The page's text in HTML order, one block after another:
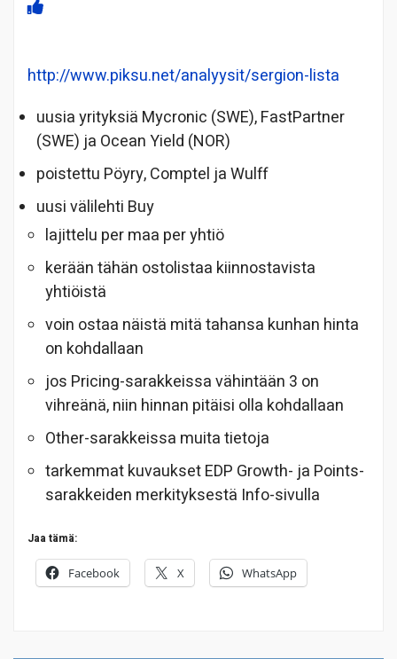
http://www.piksu.net/analyysit/sergion-lista
uusia yrityksiä Mycronic (SWE), FastPartner
(SWE) ja Ocean Yield (NOR)
poistettu Pöyry, Comptel ja Wulff
uusi välilehti Buy
lajittelu per maa per yhtiö
kerään tähän ostolistaa kiinnostavista
yhtiöistä
voin ostaa näistä mitä tahansa kunhan hinta
on kohdallaan
jos Pricing-sarakkeissa vähintään 3 on
vihreänä, niin hinnan pitäisi olla kohdallaan
Other-sarakkeissa muita tietoja
tarkemmat kuvaukset EDP Growth- ja Points-
sarakkeiden merkityksestä Info-sivulla
Jaa tämä:
Facebook X WhatsApp